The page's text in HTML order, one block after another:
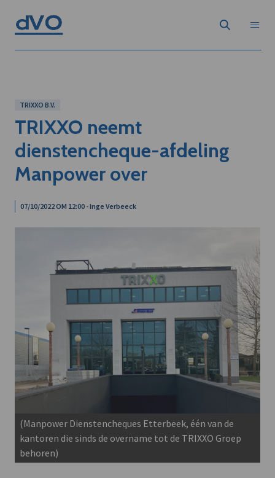
TRIXXO B.V.
TRIXXO neemt
dienstencheque-afdeling
Manpower over
07/10/2022 OM 12:00 - Inge Verbeeck
(Manpower Dienstencheques Etterbeek, één van de
kantoren die sinds de overname tot de TRIXXO Groep
behoren)